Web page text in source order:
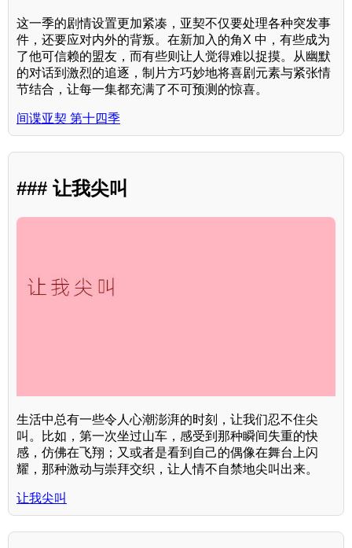
这一季的剧情设置更加紧凑，亚契不仅要处理各种突发事
件，还要应对内外的背叛。在新加入的角X 中，有些成为
了他可信赖的盟友，而有些则让人觉得难以捉摸。从幽默
的对话到激烈的追逐，制片方巧妙地将喜剧元素与紧张情
节结合，让每一集都充满了不可预测的惊喜。
间谍亚契 第十四季
### 让我尖叫
生活中总有一些令人心潮澎湃的时刻，让我们忍不住尖
叫。比如，第一次坐过山车，感受到那种瞬间失重的快
感，仿佛在飞翔；又或者是看到自己的偶像在舞台上闪
耀，那种激动与崇拜交织，让人情不自禁地尖叫出来。
让我尖叫